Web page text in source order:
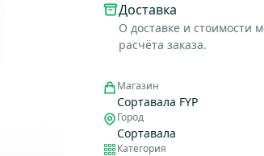
Доставка
О доставке и стоимости
расчёта заказа.
Магазин
Сортавала FYP
Город
Сортавала
Категория